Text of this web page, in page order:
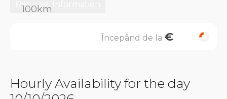
Request Information
Începând de la €
Hourly Availability for the day